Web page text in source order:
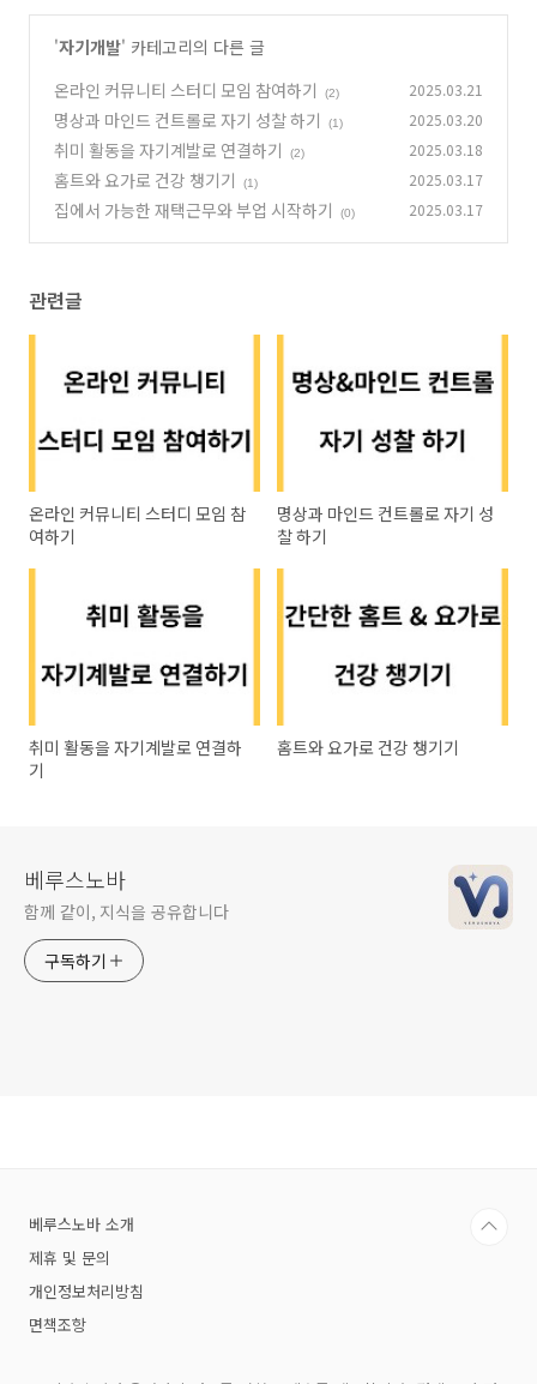
'자기개발' 카테고리의 다른 글
온라인 커뮤니티 스터디 모임 참여하기
(2) 2025.03.21
명상과 마인드 컨트롤로 자기 성찰 하기 (1) 2025.03.20
취미 활동을 자기계발로 연결하기 (2) 2025.03.18
홈트와 요가로 건강 챙기기 (1) 2025.03.17
집에서 가능한 재택근무와 부업 시작하기 (0) 2025.03.17
관련글
온라인 커뮤니티 스터디 모임 참
여하기
명상과 마인드 컨트롤로 자기 성
찰 하기
취미 활동을 자기계발로 연결하
기
홈트와 요가로 건강 챙기기
베루스노바
함께 같이, 지식을 공유합니다
구독하기
베루스노바 소개
제휴 및 문의
개인정보처리방침
면책조항